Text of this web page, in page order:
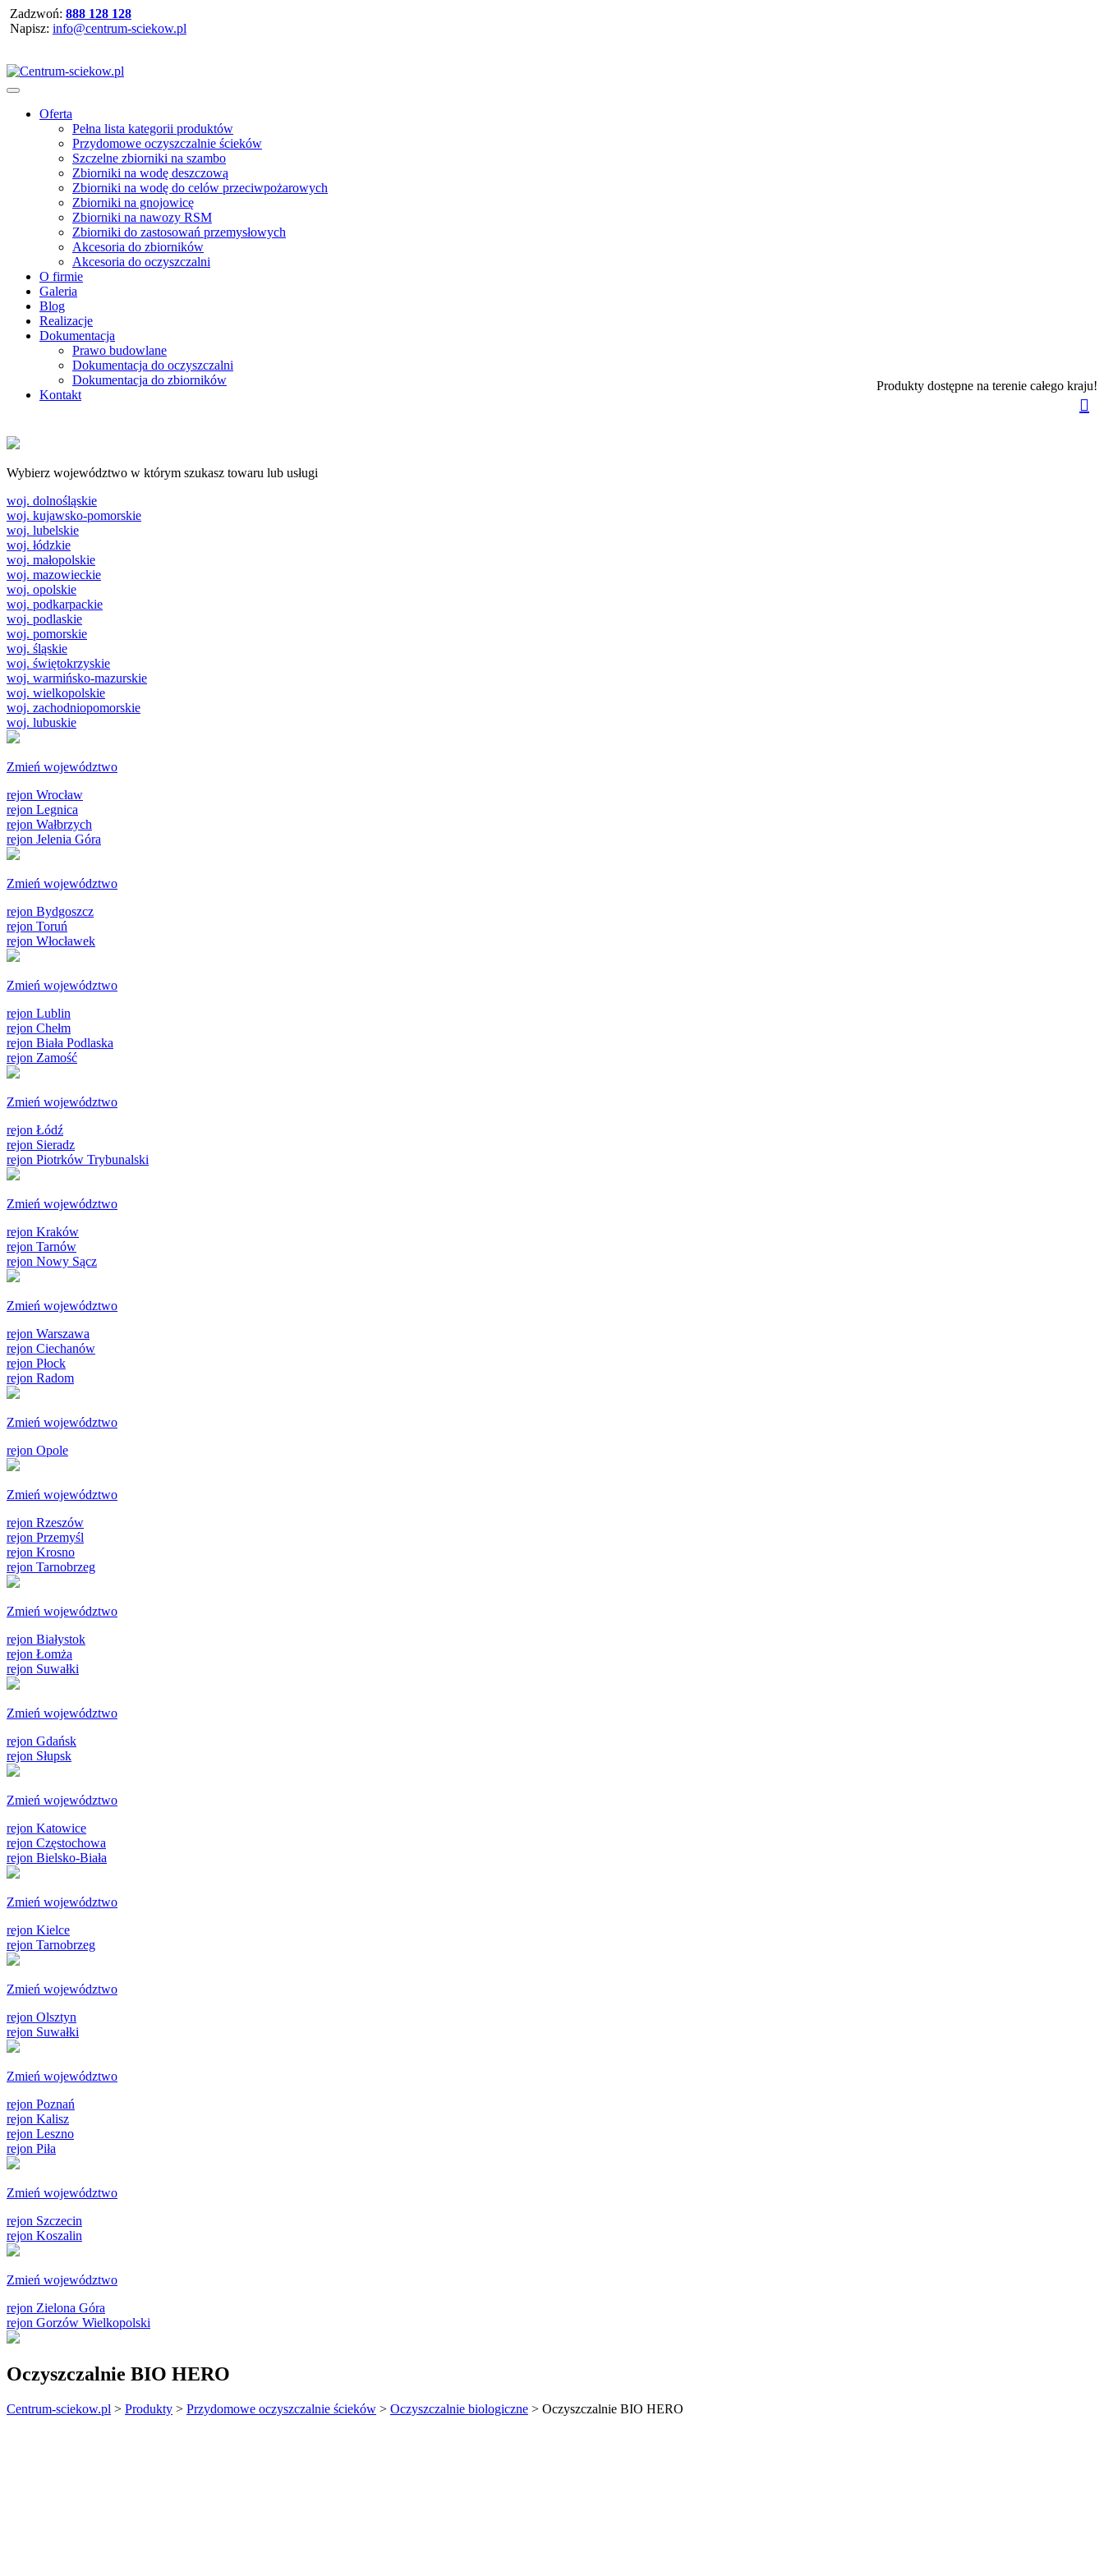
Zadzwoń: 888 128 128
Napisz: info@centrum-sciekow.pl
Oferta
Pełna lista kategorii produktów
Przydomowe oczyszczalnie ścieków
Szczelne zbiorniki na szambo
Zbiorniki na wodę deszczową
Zbiorniki na wodę do celów przeciwpożarowych
Zbiorniki na gnojowicę
Zbiorniki na nawozy RSM
Zbiorniki do zastosowań przemysłowych
Akcesoria do zbiorników
Akcesoria do oczyszczalni
O firmie
Galeria
Blog
Realizacje
Dokumentacja
Prawo budowlane
Dokumentacja do oczyszczalni
Dokumentacja do zbiorników
Kontakt
Produkty dostępne na terenie całego kraju!
Wybierz województwo w którym szukasz towaru lub usługi
woj. dolnośląskie
woj. kujawsko-pomorskie
woj. lubelskie
woj. łódzkie
woj. małopolskie
woj. mazowieckie
woj. opolskie
woj. podkarpackie
woj. podlaskie
woj. pomorskie
woj. śląskie
woj. świętokrzyskie
woj. warmińsko-mazurskie
woj. wielkopolskie
woj. zachodniopomorskie
woj. lubuskie
Zmień województwo
rejon Wrocław
rejon Legnica
rejon Wałbrzych
rejon Jelenia Góra
Zmień województwo
rejon Bydgoszcz
rejon Toruń
rejon Włocławek
Zmień województwo
rejon Lublin
rejon Chełm
rejon Biała Podlaska
rejon Zamość
Zmień województwo
rejon Łódź
rejon Sieradz
rejon Piotrków Trybunalski
Zmień województwo
rejon Kraków
rejon Tarnów
rejon Nowy Sącz
Zmień województwo
rejon Warszawa
rejon Ciechanów
rejon Płock
rejon Radom
Zmień województwo
rejon Opole
Zmień województwo
rejon Rzeszów
rejon Przemyśl
rejon Krosno
rejon Tarnobrzeg
Zmień województwo
rejon Białystok
rejon Łomża
rejon Suwałki
Zmień województwo
rejon Gdańsk
rejon Słupsk
Zmień województwo
rejon Katowice
rejon Częstochowa
rejon Bielsko-Biała
Zmień województwo
rejon Kielce
rejon Tarnobrzeg
Zmień województwo
rejon Olsztyn
rejon Suwałki
Zmień województwo
rejon Poznań
rejon Kalisz
rejon Leszno
rejon Piła
Zmień województwo
rejon Szczecin
rejon Koszalin
Zmień województwo
rejon Zielona Góra
rejon Gorzów Wielkopolski
Oczyszczalnie BIO HERO
Centrum-sciekow.pl > Produkty > Przydomowe oczyszczalnie ścieków > Oczyszczalnie biologiczne > Oczyszczalnie BIO HERO